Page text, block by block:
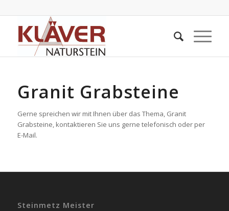
Granit Grabsteine
Gerne spreichen wir mit Ihnen über das Thema, Granit
Grabsteine, kontaktieren Sie uns gerne telefonisch oder per
E-Mail.
Steinmetz Meister